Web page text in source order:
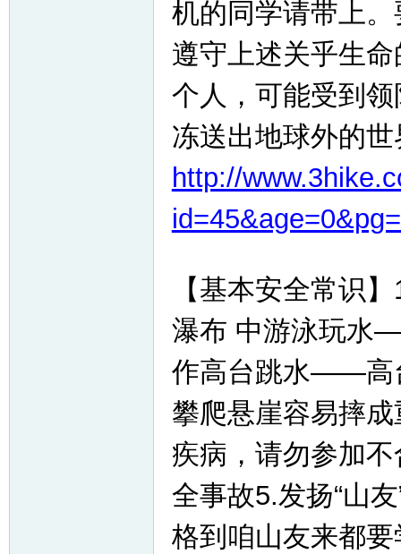
机的同学请带上
遵守上述关乎生
个人，可能受到
冻送出地球外的世
http://
【基本安全常识
瀑布 中游泳玩水
作高台跳水——高
攀爬悬崖容易摔
疾病，请勿参加
全事故5.发扬“山
格到咱山友来都